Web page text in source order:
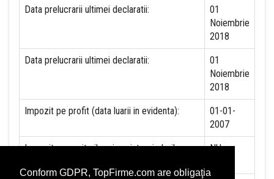
Conform GDPR, TopFirme.com are obligaţia
Data prelucrarii ultimei declaratii:
01
Noiembrie
2018
Data prelucrarii ultimei declaratii:
01
Noiembrie
2018
Impozit pe profit (data luarii in evidenta):
01-01-
2007
Impozit pe veniturile mircorinteprinderilor
NU